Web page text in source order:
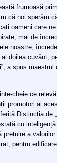
frumoasă
că noi sperăm
oameni care
mai de
noastre,
doilea cuvânt,
a spus
cheie ce
promotori ai
Distincția de
cu
a
pentru